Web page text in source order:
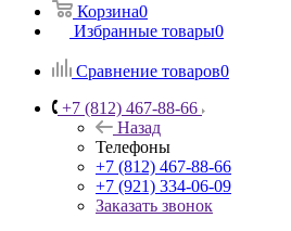
Корзина0
Избранные товары0
Сравнение товаров0
+7 (812) 467-88-66
Назад
Телефоны
+7 (812) 467-88-66
+7 (921) 334-06-09
Заказать звонок